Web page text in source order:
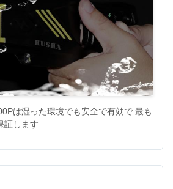
は湿った環境でも安全で有効で 最も
証します